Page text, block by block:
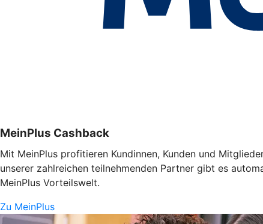
MeinPlus Cashback
Mit MeinPlus profitieren Kundinnen, Kunden und
unserer zahlreichen teilnehmenden Partner gibt es
MeinPlus Vorteilswelt.
Zu MeinPlus